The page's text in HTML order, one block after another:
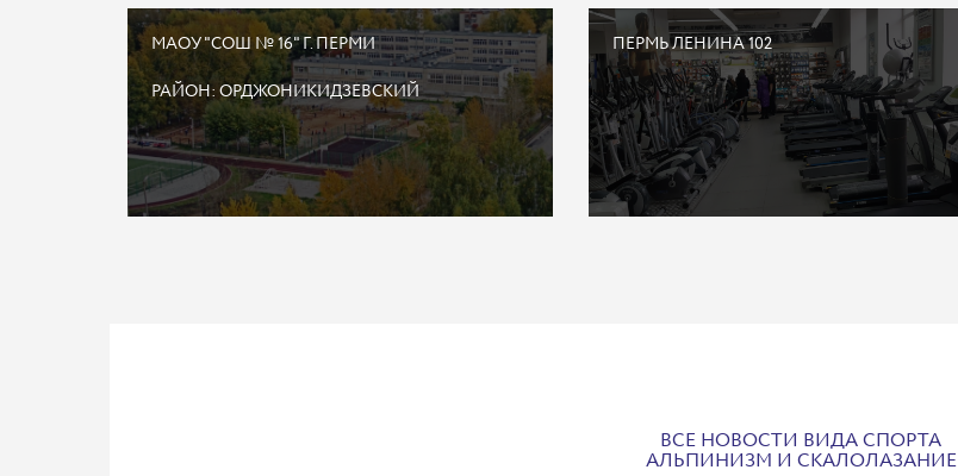
МАОУ "СОШ № 16" Г. ПЕРМИ
РАЙОН: ОРДЖОНИКИДЗЕВСКИЙ
ПЕРМЬ ЛЕНИНА 102
ВСЕ НОВОСТИ ВИДА СПОРТА
АЛЬПИНИЗМ И СКАЛОЛАЗАНИЕ